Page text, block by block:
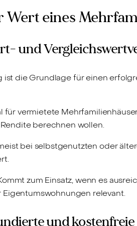
Wert eines
und
die Grundlage für einen
für vermietete
berechnen wollen.
bei selbstgenutzten oder
zum Einsatz, wenn es
relevant.
und